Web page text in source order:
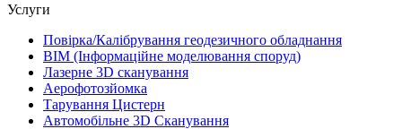
Услуги
Повірка/Калібрування геодезичного обладнання
BIM (Інформаційне моделювання споруд)
Лазерне 3D сканування
Аерофотозйомка
Тарування Цистерн
Автомобільне 3D Сканування